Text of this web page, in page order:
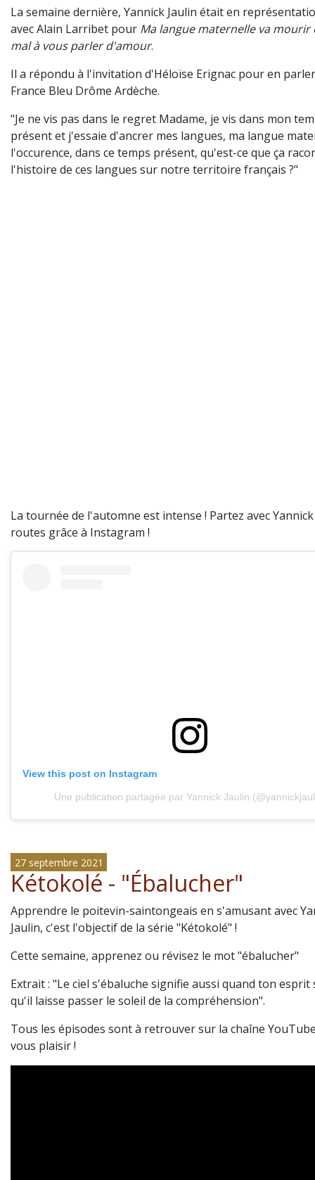
La semaine dernière, Yannick Jaulin était en
avec Alain Larribet pour Ma langue maternelle va mourir
mal à vous parler d'amour.
Il a répondu à l'invitation d'Héloïse Erignac pour en
France Bleu Drôme Ardèche.
"Je ne vis pas dans le regret Madame, je vis dans mon
présent et j'essaie d'ancrer mes langues, ma langue
l'occurence, dans ce temps présent, qu'est-ce que ça
l'histoire de ces langues sur notre territoire français ?"
La tournée de l'automne est intense ! Partez avec
routes grâce à Instagram !
View this post on Instagram
Une publication partagée par Yannick Jaulin
27 septembre 2021
Kétokolé - "Ébalucher"
Apprendre le poitevin-saintongeais en s'amusant avec
Jaulin, c'est l'objectif de la série "Kétokolé" !
Cette semaine, apprenez ou révisez le mot "ébalucher"
Extrait : "Le ciel s'ébaluche signifie aussi quand ton esprit
qu'il laisse passer le soleil de la compréhension".
Tous les épisodes sont à retrouver sur la chaîne
vous plaisir !